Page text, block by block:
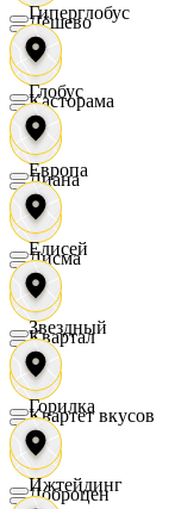
Дёшево
Касторама
Диана
Дисма
Квартал
Квартет вкусов
Доброцен
Гиперглобус
Глобус
Европа
Елисей
Звездный
Горилка
Ижтейдинг